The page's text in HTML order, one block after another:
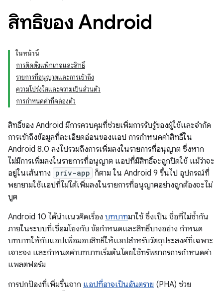
สิทธิ์ของ Android
ในหน้านี้
การติดตั้งแพ็กเกจและสิทธิ์
รายการที่อนุญาตและการเข้าถึง
ความโปร่งใสและความเป็นส่วนตัว
การกำหนดค่าที่คล่องตัว
สิทธิ์ของ Android มีการควบคุมที่ช่วยเพิ่มการรับรู้ของผู้ใช้และจำกัด
การเข้าถึงข้อมูลที่ละเอียดอ่อนของแอป การกำหนดค่าสิทธิ์ใน
Android 8.0 ลงไปรวมถึงการเพิ่มลงในรายการที่อนุญาต ซึ่งหาก
ไม่มีการเพิ่มลงในรายการที่อนุญาต แอปที่มีสิทธิ์จะถูกปิดใช้ แม้ว่าจะ
อยู่ในเส้นทาง priv-app ก็ตาม ใน Android 9 ขึ้นไป อุปกรณ์ที่
พยายามใช้แอปที่ไม่ได้เพิ่มลงในรายการที่อนุญาตอย่างถูกต้องจะไม่
บูต
Android 10 ได้นำแนวคิดเรื่อง บทบาทมาใช้ ซึ่งเป็น ชื่อที่ไม่ซ้ำกัน
ภายในระบบที่เชื่อมโยงกับ ข้อกำหนดและสิทธิ์บางอย่าง กำหนด
บทบาทให้กับแอปเพื่อมอบสิทธิ์ให้แอปสำหรับวัตถุประสงค์ที่เฉพาะ
เจาะจง และกำหนดค่าบทบาทเริ่มต้นโดยใช้ทรัพยากรการกำหนดค่า
แพลตฟอร์ม
การปกป้องที่เพิ่มขึ้นจาก แอปที่อาจเป็นอันตราย (PHA) ช่วย